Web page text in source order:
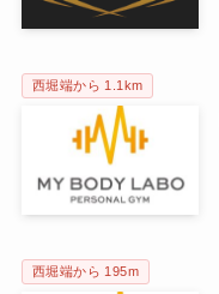
西堀端から 1.1km
西堀端から 195m